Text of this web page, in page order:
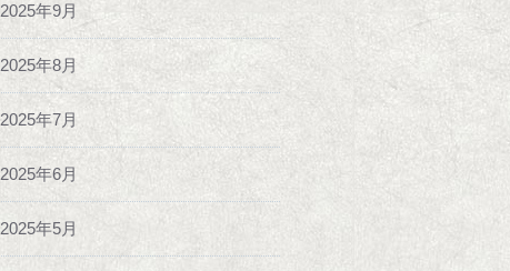
2025年9月
2025年8月
2025年7月
2025年6月
2025年5月